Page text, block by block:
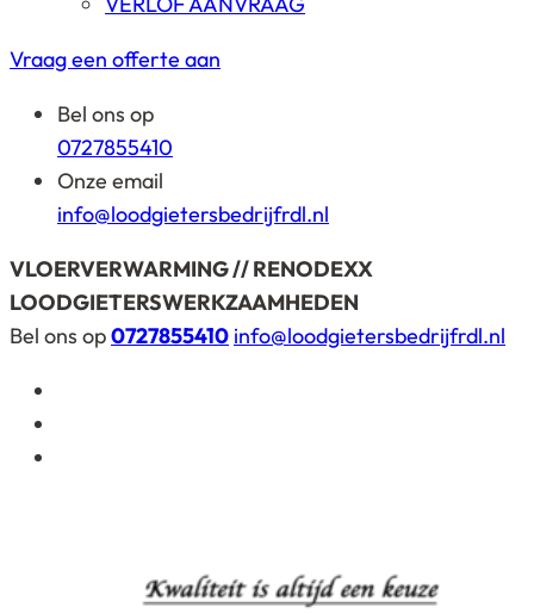
Vraag een offerte aan
Bel ons op
0727855410
Onze email
info@loodgietersbedrijfrdl.nl
VLOERVERWARMING // RENODEXX
LOODGIETERSWERKZAAMHEDEN
Bel ons op0727855410 info@loodgietersbedrijfrdl.nl